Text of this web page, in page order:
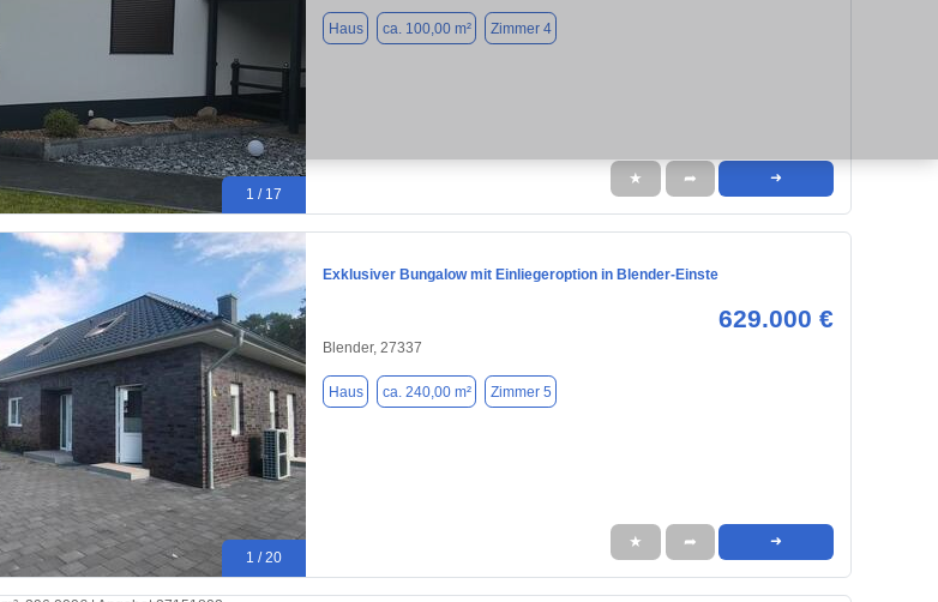
1 / 17
Haus ca. 100,00 m² Zimmer 4
★ ➦ ➜
1 / 20
Exklusiver Bungalow mit Einliegeroption in Blender-Einste
629.000 €
Blender, 27337
Haus ca. 240,00 m² Zimmer 5
★ ➦ ➜